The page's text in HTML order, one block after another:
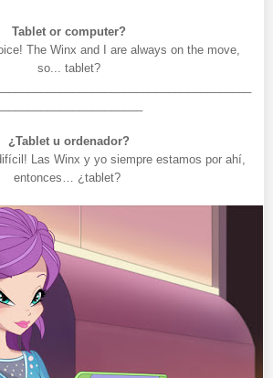
Tablet or computer?
The Winx and I are always on the move,
so... tablet?
¿Tablet u ordenador?
Las Winx y yo siempre estamos por ahí,
entonces… ¿tablet?